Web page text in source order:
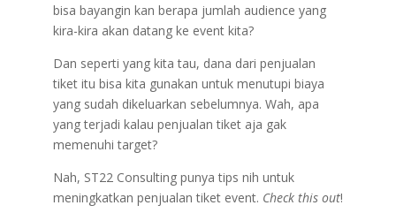
bisa bayangin kan berapa jumlah audience yang
kira-kira akan datang ke event kita?
Dan seperti yang kita tau, dana dari penjualan
tiket itu bisa kita gunakan untuk menutupi biaya
yang sudah dikeluarkan sebelumnya. Wah, apa
yang terjadi kalau penjualan tiket aja gak
memenuhi target?
Nah, ST22 Consulting punya tips nih untuk
meningkatkan penjualan tiket event. Check this out!